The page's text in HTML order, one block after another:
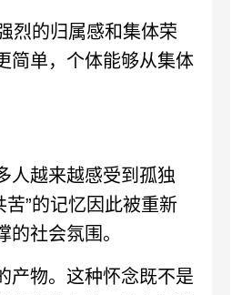
烈的归属感和集体荣
简单，个体能够从集体
越来越感受到孤独
苦”的记忆因此被重新
社会氛围。
物。这种怀念既不是